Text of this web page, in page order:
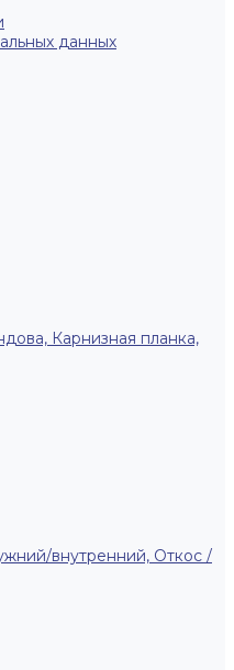
данных
Карнизная планка,
внутренний, Откос /